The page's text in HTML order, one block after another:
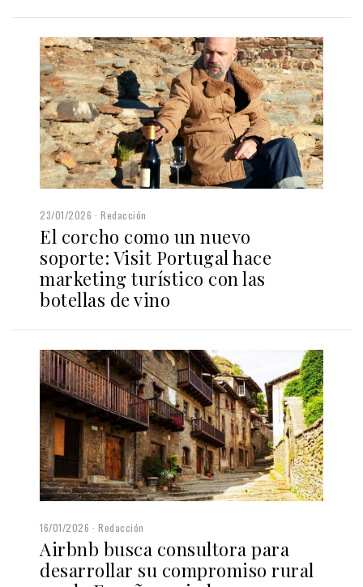
23/01/2026 Redacción
El corcho como un nuevo
soporte: Visit Portugal hace
marketing turístico con las
botellas de vino
16/01/2026 Redacción
Airbnb busca consultora para
desarrollar su compromiso rural